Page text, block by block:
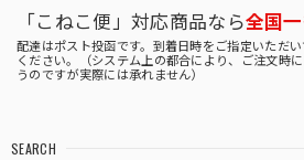
「こねこ便」対応商品なら全国
配達はポスト投函です。到着日時をご指定いただ
ください。（システム上の都合により、ご注文時
うのですが実際には承れません）
SEARCH